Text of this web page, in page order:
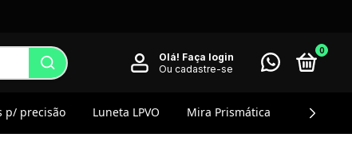
Olá! Faça login
Ou cadastre-se
0
p/ precisão Luneta LPVO Mira Prismática Magnifier